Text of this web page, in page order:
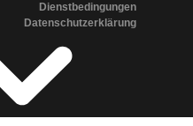
Dienstbedingungen
Datenschutzerklärung